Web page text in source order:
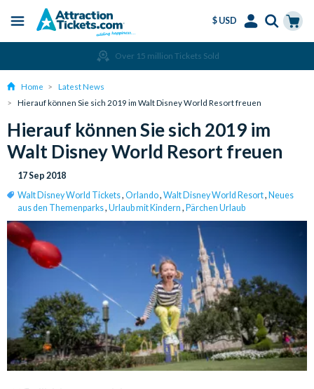
content
Menu
$ USD
Over 15 million Tickets Sold
Home
Latest News
Hierauf können Sie sich 2019 im Walt Disney World Resort freuen
Hierauf können Sie sich 2019 im
Walt Disney World Resort freuen
17 Sep 2018
Walt Disney World Tickets, Orlando, Walt Disney World Resort, Neues
aus den Themenparks, Urlaub mit Kindern , Pärchen Urlaub